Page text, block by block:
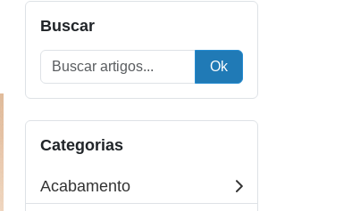
Buscar
Ok
Categorias
Acabamento